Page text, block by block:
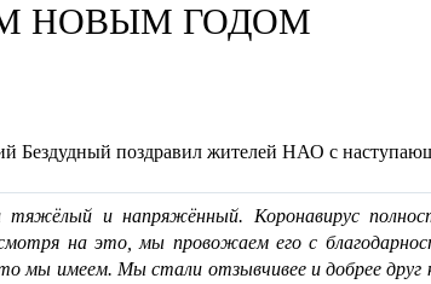
НОВЫМ ГОДОМ
Бездудный поздравил жителей НАО с
и напряжённый. Коронавирус
на это, мы провожаем его с
мы имеем. Мы стали отзывчивее и добрее друг